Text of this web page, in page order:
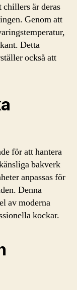
är deras
Genom att
Detta
också att
för att hantera
bakverk
anpassas för
Denna
av moderna
kockar.